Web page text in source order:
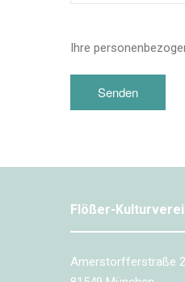
lasse
Feld
Ihre
Flößer-
Amerstorfferstraße